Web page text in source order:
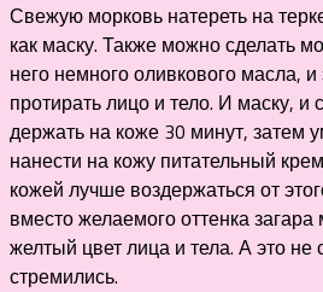
Свежую морковь натереть на
как маску. Также можно сделать
него немного оливкового масла,
протирать лицо и тело. И маску, и
держать на коже 30 минут, затем
нанести на кожу питательный
кожей лучше воздержаться от
вместо желаемого оттенка загара
желтый цвет лица и тела. А это не
стремились.